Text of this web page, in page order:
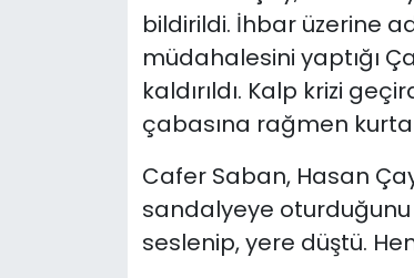
bildirildi. İhbar üzerine
müdahalesini yaptığı
kaldırıldı. Kalp krizi
çabasına rağmen
Cafer Saban, Hasan
sandalyeye
seslenip, yere düştü.